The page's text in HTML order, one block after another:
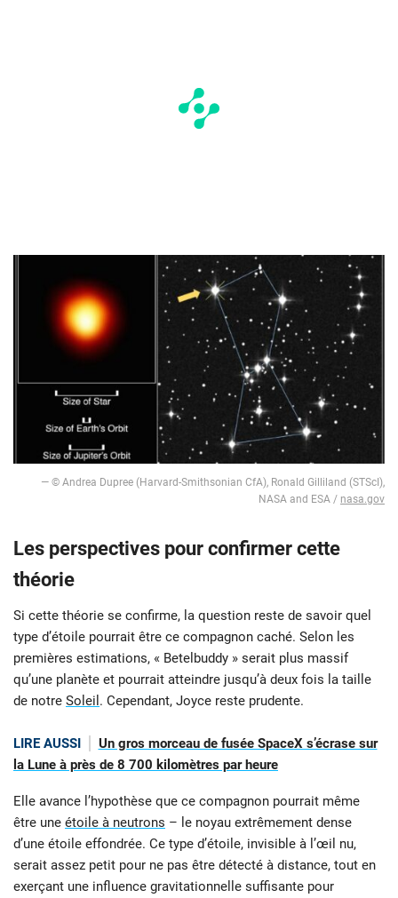
— © Andrea Dupree (Harvard-Smithsonian CfA), Ronald Gilliland (STScI),
NASA and ESA / nasa.gov
Les perspectives pour confirmer cette
théorie
Si cette théorie se confirme, la question reste de savoir quel
type d’étoile pourrait être ce compagnon caché. Selon les
premières estimations, « Betelbuddy » serait plus massif
qu’une planète et pourrait atteindre jusqu’à deux fois la taille
de notre Soleil . Cependant, Joyce reste prudente.
LIRE AUSSI
Un gros morceau de fusée SpaceX s’écrase sur
la Lune à près de 8 700 kilomètres par heure
Elle avance l’hypothèse que ce compagnon pourrait même
être une étoile à neutrons – le noyau extrêmement dense
d’une étoile effondrée. Ce type d’étoile, invisible à l’œil nu,
serait assez petit pour ne pas être détecté à distance, tout en
exerçant une influence gravitationnelle suffisante pour